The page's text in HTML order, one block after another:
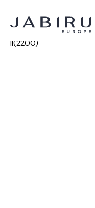
Accueil Non classé
II(2200)